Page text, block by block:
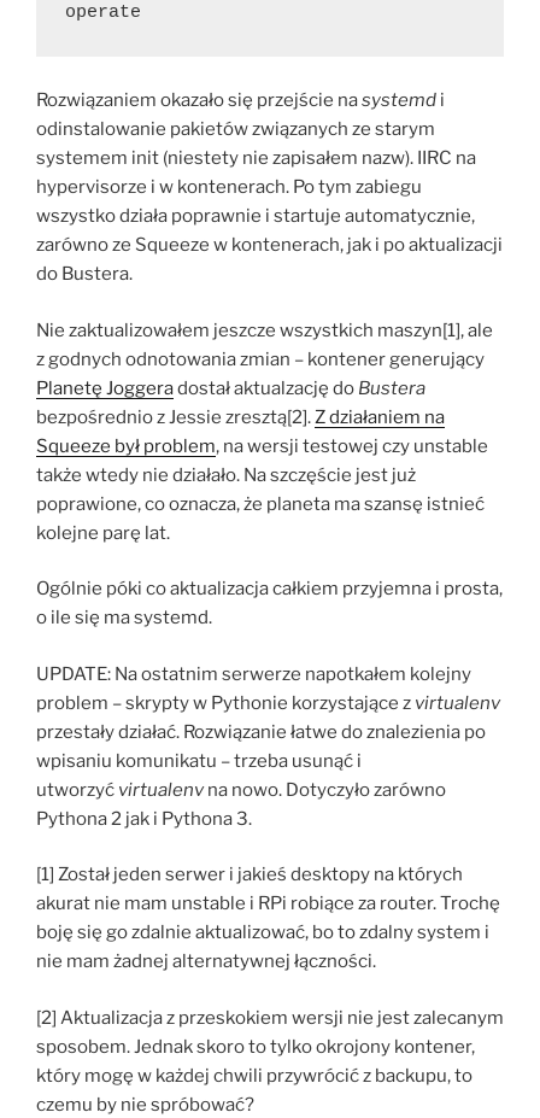
operate
Rozwiązaniem okazało się przejście nasystemd i
odinstalowanie pakietów związanych ze starym
systemem init (niestety nie zapisałem nazw). IIRC na
hypervisorze i w kontenerach. Po tym zabiegu
wszystko działa poprawnie i startuje automatycznie,
zarówno ze Squeeze w kontenerach, jak i po aktualizacji
do Bustera.
Nie zaktualizowałem jeszcze wszystkich maszyn[1], ale
z godnych odnotowania zmian – kontener generujący
Planetę Joggeradostał aktualzację do Bustera
bezpośrednio z Jessie zresztą[2].Z działaniem na
Squeeze był problem, na wersji testowej czy unstable
także wtedy nie działało. Na szczęście jest już
poprawione, co oznacza, że planeta ma szansę istnieć
kolejne parę lat.
Ogólnie póki co aktualizacja całkiem przyjemna i prosta,
o ile się ma systemd.
UPDATE: Na ostatnim serwerze napotkałem kolejny
problem – skrypty w Pythonie korzystające z virtualenv
przestały działać. Rozwiązanie łatwe do znalezienia po
wpisaniu komunikatu – trzeba usunąć i
utworzyć virtualenvna nowo. Dotyczyło zarówno
Pythona 2 jak i Pythona 3.
[1] Został jeden serwer i jakieś desktopy na których
akurat nie mam unstable i RPi robiące za router. Trochę
boję się go zdalnie aktualizować, bo to zdalny system i
nie mam żadnej alternatywnej łączności.
[2] Aktualizacja z przeskokiem wersji nie jest zalecanym
sposobem. Jednak skoro to tylko okrojony kontener,
który mogę w każdej chwili przywrócić z backupu, to
czemu by nie spróbować?